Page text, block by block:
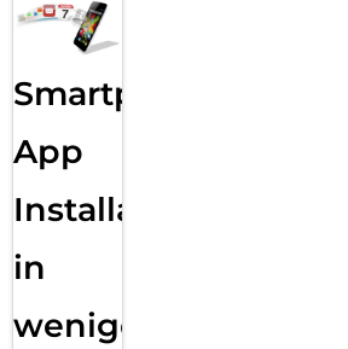
Smartphone
App
Installation
in
wenigen